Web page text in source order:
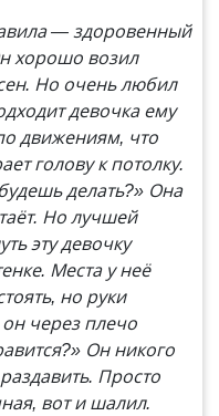
— здоровенный
хорошо возил
Но очень любил
девочка ему
движениям, что
голову к потолку.
делать?» Она
Но лучшей
эту девочку
Места у неё
но руки
через плечо
Он никого
Просто
вот и шалил.